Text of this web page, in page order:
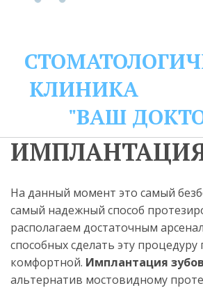
"ВАШ
На данный момент это самый
самый надежный способ
располагаем достаточным
способных сделать эту
комфортной. Имплантация зубов
альтернатив мостовидному